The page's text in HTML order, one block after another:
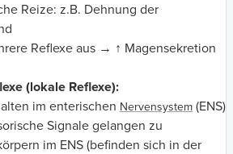
Reize: z.B. Dehnung der
Reflexe aus → ↑ Magensekretion
(lokale Reflexe):
im enterischen Nervensystem (ENS)
Signale gelangen zu
im ENS (befinden sich in der